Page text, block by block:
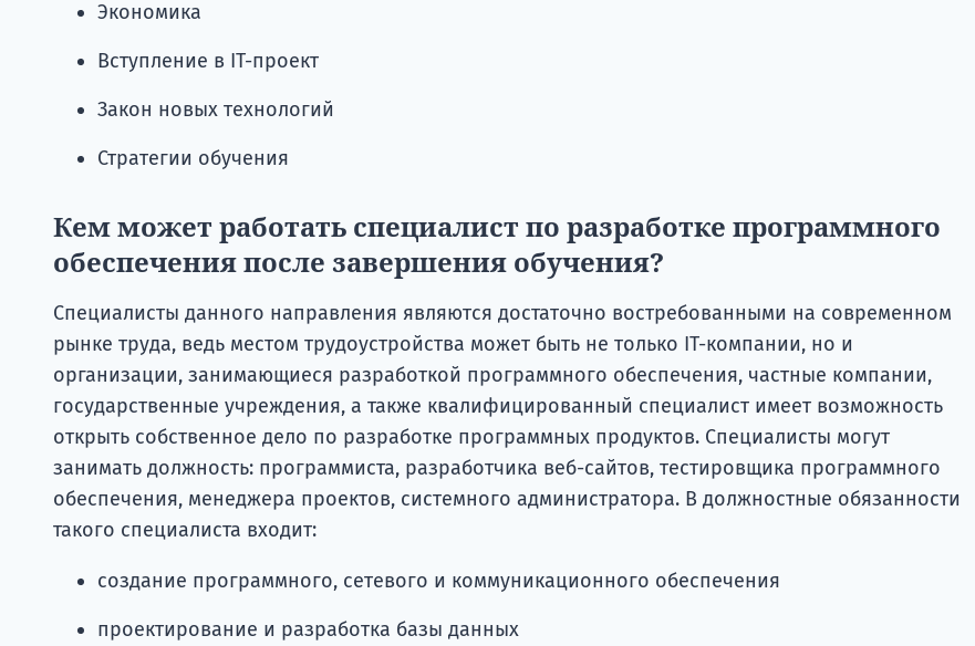
Экономика
Вступление в ІТ-проект
Закон новых технологий
Стратегии обучения
Кем может работать специалист по разработке программного
обеспечения после завершения обучения?
Специалисты данного направления являются достаточно востребованными на современном
рынке труда, ведь местом трудоустройства может быть не только IТ-компании, но и
организации, занимающиеся разработкой программного обеспечения, частные компании,
государственные учреждения, а также квалифицированный специалист имеет возможность
открыть собственное дело по разработке программных продуктов. Специалисты могут
занимать должность: программиста, разработчика веб-сайтов, тестировщика программного
обеспечения, менеджера проектов, системного администратора. В должностные обязанности
такого специалиста входит:
создание программного, сетевого и коммуникационного обеспечения
проектирование и разработка базы данных